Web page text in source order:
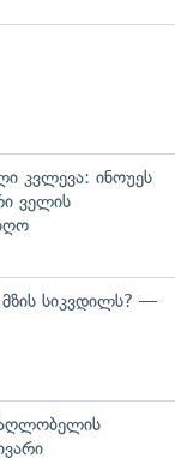
კვლევა: ინოუეს
ველის
სიკვდილს? —